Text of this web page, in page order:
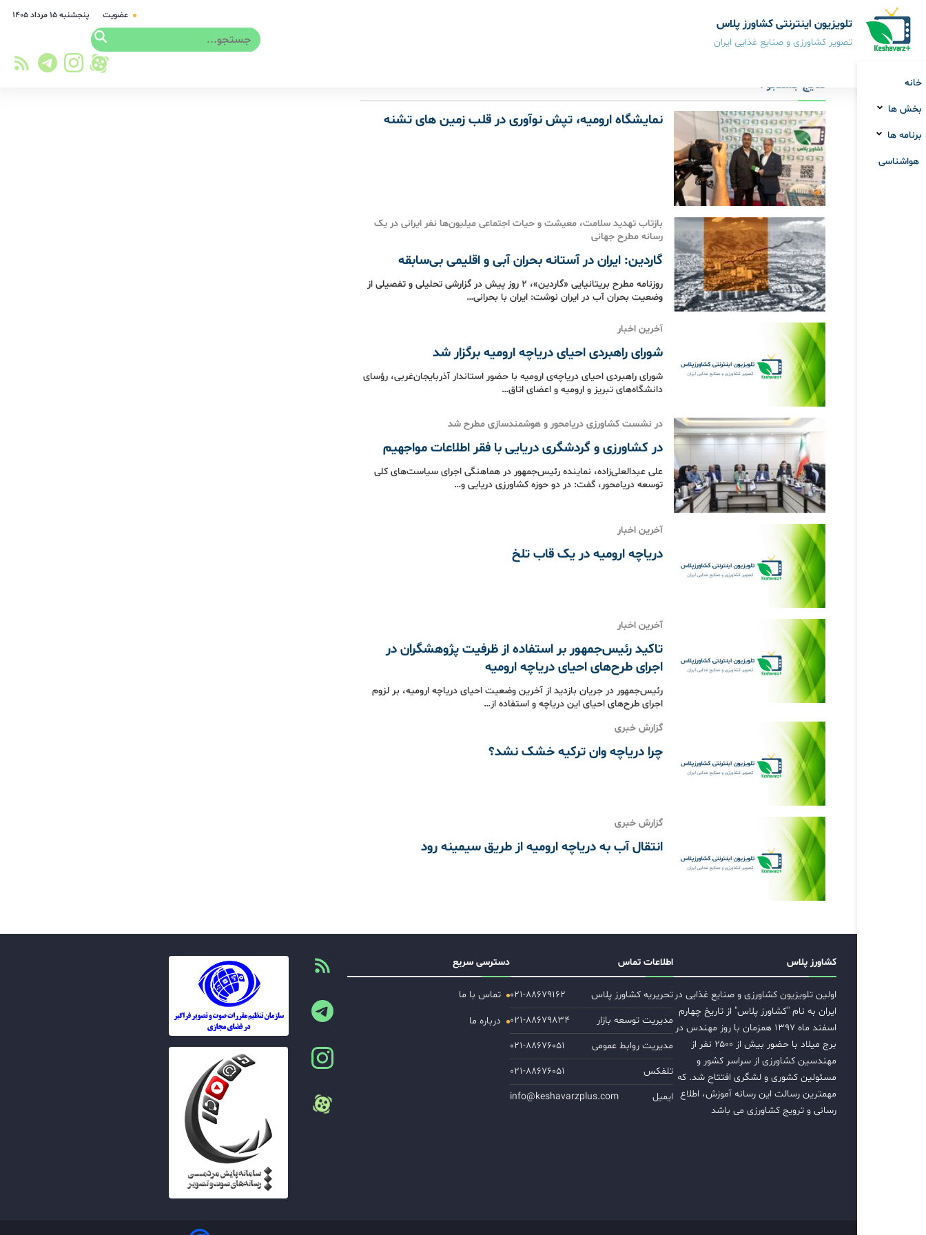
تلویزیون اینترنتی کشاورز پلاس
تصویر کشاورزی و صنایع غذایی ایران
عضویت پنجشنبه ۱۵ مرداد ۱۴۰۵
خانه
بخش ها
برنامه ها
هواشناسی
نتایج جستجو :
نمایشگاه ارومیه، تپش نوآوری در قلب زمین های تشنه
بازتاب تهدید سلامت، معیشت و حیات اجتماعی میلیون‌ها نفر ایرانی در یک
رسانه مطرح جهانی
گاردین: ایران در آستانه بحران آبی و اقلیمی بی‌سابقه
روزنامه مطرح بریتانیایی «گاردین»، 2 روز پیش در گزارشی تحلیلی و تفصیلی از
وضعیت بحران آب در ایران نوشت: ایران با بحرانی…
آخرین اخبار
شورای راهبردی احیای دریاچه ارومیه برگزار شد
شورای راهبردی احیای دریاچه‌ی ارومیه با حضور استاندار آذربایجان‌غربی، رؤسای
دانشگاه‌های تبریز و ارومیه و اعضای اتاق…
در نشست کشاورزی دریامحور و هوشمندسازی مطرح شد
در کشاورزی و گردشگری دریایی با فقر اطلاعات مواجهیم
علی عبدالعلی‌زاده، نماینده رئیس‌جمهور در هماهنگی اجرای سیاست‌های کلی
توسعه دریامحور، گفت: در دو حوزه کشاورزی دریایی و…
آخرین اخبار
دریاچه ارومیه در یک قاب تلخ
آخرین اخبار
تاکید رئیس‌جمهور بر استفاده از ظرفیت پژوهشگران در
اجرای طرح‌های احیای دریاچه ارومیه
رئیس‌جمهور در جریان بازدید از آخرین وضعیت احیای دریاچه ارومیه، بر لزوم
اجرای طرح‌های احیای این دریاچه و استفاده از…
گزارش خبری
چرا دریاچه وان ترکیه خشک نشد؟
گزارش خبری
انتقال آب به دریاچه ارومیه از طریق سیمینه رود
کشاورز پلاس
اولین تلویزیون کشاورزی و صنایع غذایی در
ایران به نام "کشاورز پلاس" از تاریخ چهارم
اسفند ماه ۱۳۹۷ همزمان با روز مهندس در
برج میلاد با حضور بیش از ۲۵۰۰ نفر از
مهندسین کشاورزی از سراسر کشور و
مسئولین کشوری و لشگری افتتاح شد. که
مهمترین رسالت این رسانه آموزش، اطلاع
رسانی و ترویج کشاورزی می باشد
اطلاعات تماس
تحریریه کشاورز پلاس
۰۲۱-۸۸۶۷۹۱۶۲
مدیریت توسعه بازار
۰۲۱-۸۸۶۷۹۸۳۴
مدیریت روابط عمومی
۰۲۱-۸۸۶۷۶۰۵۱
تلفکس
۰۲۱-۸۸۶۷۶۰۵۱
ایمیل
info@keshavarzplus.com
دسترسی سریع
تماس با ما
درباره ما